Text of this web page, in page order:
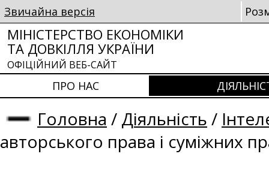
Звичайна версія
МІНІСТЕРСТВО ЕКОНОМІКИ
ТА ДОВКІЛЛЯ УКРАЇНИ
ОФІЦІЙНИЙ ВЕБ-САЙТ
ПРО НАС
Головна / Діяльність /
авторського права і суміжних